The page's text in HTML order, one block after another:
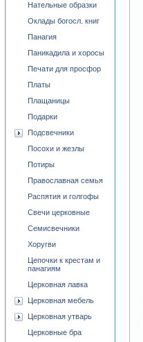
Нательные образки
Оклады богосл. книг
Панагия
Паникадила и хоросы
Печати для просфор
Платы
Плащаницы
Подарки
Подсвечники
Посохи и жезлы
Потиры
Православная семья
Распятия и голгофы
Свечи церковные
Семисвечники
Хоругви
Цепочки к крестам и
панагиям
Церковная лавка
Церковная мебель
Церковная утварь
Церковные бра